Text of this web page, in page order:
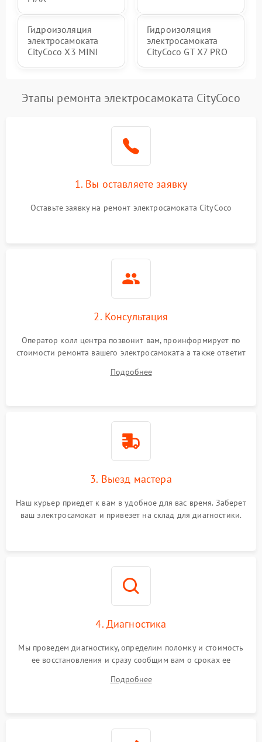
Гидроизоляция
электросамоката
CityCoco X3 MINI
Гидроизоляция
электросамоката
CityCoco GT X7 PRO
Этапы ремонта электросамоката CityCoco
1. Вы оставляете заявку
Оставьте заявку на ремонт электросамоката CityCoco
2. Консультация
Оператор колл центра позвонит вам, проинформирует по
стоимости ремонта вашего электросамоката а также ответит
Подробнее
3. Выезд мастера
Наш курьер приедет к вам в удобное для вас время. Заберет
ваш электросамокат и привезет на склад для диагностики.
4. Диагностика
Мы проведем диагностику, определим поломку и стоимость
ее восстановления и сразу сообщим вам о сроках ее
Подробнее